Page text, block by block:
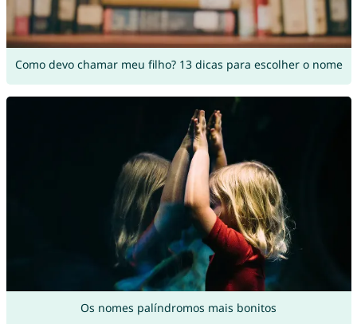
Como devo chamar meu filho? 13 dicas para escolher o nome
Os nomes palíndromos mais bonitos